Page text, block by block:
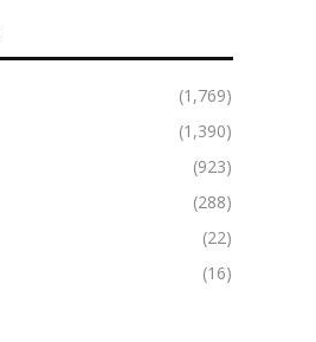
(1,769)
(1,390)
(923)
(288)
(22)
(16)